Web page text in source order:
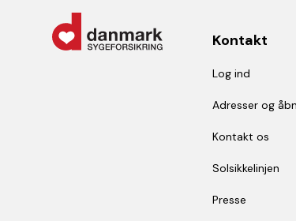
Kontakt
Log ind
Adresser og
Kontakt os
Solsikkelinjen
Presse